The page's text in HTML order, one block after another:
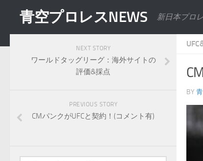
青空プロレスNEWS 新日本プロ
BY
NEXT STORY
ワールドタッグリーグ：海外サイトの
評価&採点
PREVIOUS STORY
CMパンクがUFCと契約！(コメント有)